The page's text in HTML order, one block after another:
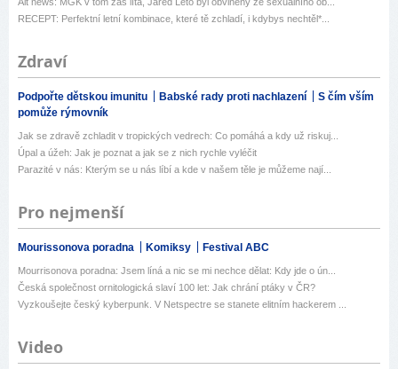
RECEPT: Perfektní letní kombinace, které tě zchladí, i kdybys nechtěl*...
Zdraví
Podpořte dětskou imunitu Babské rady proti nachlazení
S čím vším
pomůže rýmovník
Jak se zdravě zchladit v tropických vedrech: Co pomáhá a kdy už riskuj...
Úpal a úžeh: Jak je poznat a jak se z nich rychle vyléčit
Parazité v nás: Kterým se u nás líbí a kde v našem těle je můžeme nají...
Pro nejmenší
Mourissonova poradna Komiksy Festival ABC
Mourrisonova poradna: Jsem líná a nic se mi nechce dělat: Kdy jde o ún...
Česká společnost ornitologická slaví 100 let: Jak chrání ptáky v ČR?
Vyzkoušejte český kyberpunk. V Netspectre se stanete elitním hackerem ...
Video